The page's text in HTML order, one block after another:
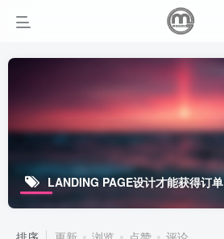
LANDING PAGE设计才能获得订单